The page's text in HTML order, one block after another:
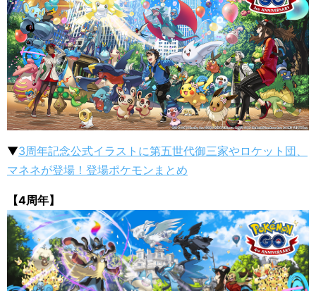
▼3周年記念公式イラストに第五世代御三家やロケット団、
マネネが登場！登場ポケモンまとめ
【4周年】